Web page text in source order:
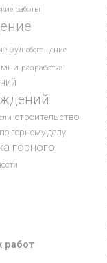
работы
руд обогащение
мпи разработка
строительство
горному делу
горного
работ